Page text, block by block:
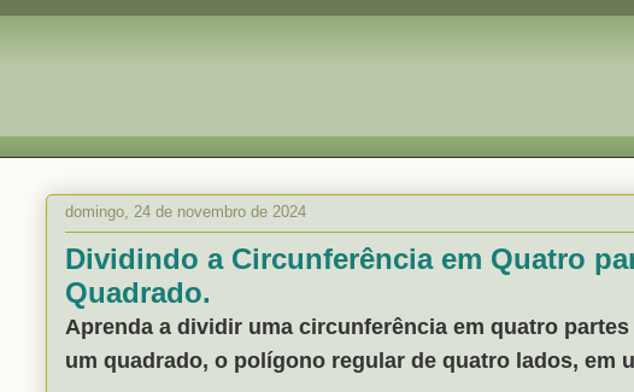
domingo, 24 de novembro de 2024
Dividindo a Circunferência em Quatro
Quadrado.
Aprenda a dividir uma circunferência em quatro
um quadrado, o polígono regular de quatro lados, em